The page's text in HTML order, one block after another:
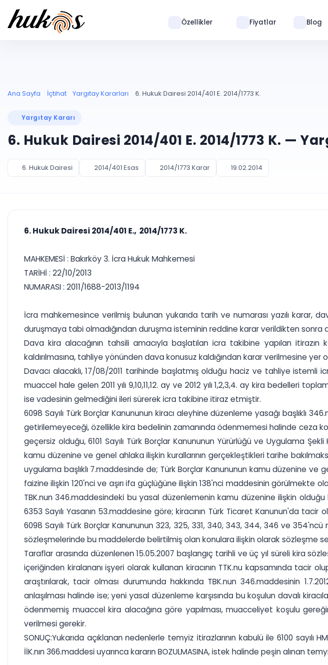
Özellikler Fiyatlar Blog
Ana Sayfa İçtihat Yargıtay Kararları 6. Hukuk Dairesi 2014/401 E. 2014/1773 K.
Yargıtay Kararı
6. Hukuk Dairesi 2014/401 E. 2014/1773 K. —
6. Hukuk Dairesi 2014/401 Esas 2014/1773 Karar 19.02.2014
6. Hukuk Dairesi 2014/401 E., 2014/1773 K.
MAHKEMESİ : Bakırköy 3. İcra Hukuk Mahkemesi
TARİHİ : 22/10/2013
NUMARASI : 2011/1688-2013/1194
İcra mahkemesince verilmiş bulunan yukarıda tarih ve numarası yazılı karar,
duruşmaya tabi olmadığından duruşma isteminin reddine karar verildikten
Dava kira alacağının tahsili amacıyla başlatılan icra takibine yapılan
kaldırılmasına, tahliye yönünden dava konusuz kaldığından karar verilmesine
Davacı alacaklı, 17/08/2011 tarihinde başlatmış olduğu haciz ve tahliye istemli
muaccel hale gelen 2011 yılı 9,10,11,12. ay ve 2012 yılı 1,2,3,4. ay kira bedelleri
ise vadesinin gelmediğini ileri sürerek icra takibine itiraz etmiştir.
6098 Sayılı Türk Borçlar Kanununun kiracı aleyhine düzenleme yasağı başlıklı
getirilemeyeceği, özellikle kira bedelinin zamanında ödenmemesi halinde ceza
geçersiz olduğu, 6101 Sayılı Türk Borçlar Kanununun Yürürlüğü ve Uygulama
kamu düzenine ve genel ahlaka ilişkin kurallarının gerçekleştikleri tarihe
uygulama başlıklı 7.maddesinde de; Türk Borçlar Kanununun kamu düzenine ve
faizine ilişkin 120'nci ve aşırı ifa güçlüğüne ilişkin 138'nci maddesinin görülmekte
TBK.nun 346.maddesindeki bu yasal düzenlemenin kamu düzenine ilişkin
6353 Sayılı Yasanın 53.maddesine göre; kiracının Türk Ticaret Kanunun'da
6098 Sayılı Türk Borçlar Kanununun 323, 325, 331, 340, 343, 344, 346 ve
sözleşmelerinde bu maddelerde belirtilmiş olan konulara ilişkin olarak sözleşme
Taraflar arasında düzenlenen 15.05.2007 başlangıç tarihli ve üç yıl süreli kira
içeriğinden kiralananı işyeri olarak kullanan kiracının TTK.nu kapsamında tacir
araştırılarak, tacir olması durumunda hakkında TBK.nun 346.maddesinin
anlaşılması halinde ise; yeni yasal düzenleme karşısında bu koşulun davalı
ödenmemiş muaccel kira alacağına göre yapılması, muacceliyet koşulu
verilmesi gerekir.
SONUÇ:Yukarıda açıklanan nedenlerle temyiz itirazlarının kabulü ile 6100
İİK.nın 366.maddesi uyarınca kararın BOZULMASINA, istek halinde peşin alınan